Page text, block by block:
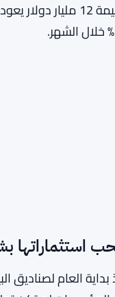
— وهو انخفاض بقيمة